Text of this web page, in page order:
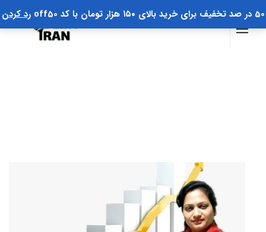
50 در صد تخفیف برای خرید بالای ۱۵۰ هزار تومان با کد off50 رد کردن